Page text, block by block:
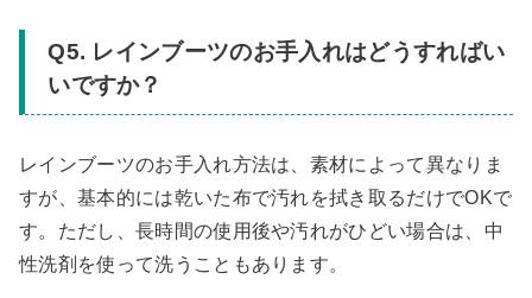
Q5. レインブーツのお手入れはどうすればい
いですか？
レインブーツのお手入れ方法は、素材によって異なりま
すが、基本的には乾いた布で汚れを拭き取るだけでOKで
す。ただし、長時間の使用後や汚れがひどい場合は、中
性洗剤を使って洗うこともあります。